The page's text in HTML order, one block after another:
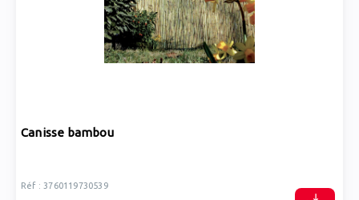
Canisse bambou
Réf : 3760119730539